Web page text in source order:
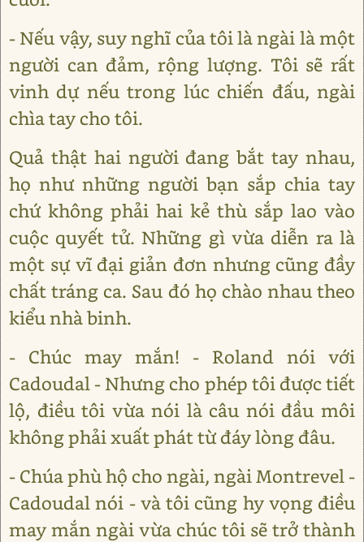
- Nếu vậy, suy nghĩ của tôi là ngài là một
người can đảm, rộng lượng. Tôi sẽ rất
vinh dự nếu trong lúc chiến đấu, ngài
chìa tay cho tôi.
Quả thật hai người đang bắt tay nhau,
họ như những người bạn sắp chia tay
chứ không phải hai kẻ thù sắp lao vào
cuộc quyết tử. Những gì vừa diễn ra là
một sự vĩ đại giản đơn nhưng cũng đầy
chất tráng ca. Sau đó họ chào nhau theo
kiểu nhà binh.
- Chúc may mắn! - Roland nói với
Cadoudal - Nhưng cho phép tôi được tiết
lộ, điều tôi vừa nói là câu nói đầu môi
không phải xuất phát từ đáy lòng đâu.
- Chúa phù hộ cho ngài, ngài Montrevel -
Cadoudal nói - và tôi cũng hy vọng điều
may mắn ngài vừa chúc tôi sẽ trở thành